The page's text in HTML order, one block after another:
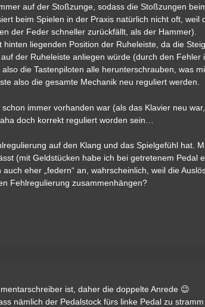
auf der Stoßzunge, sodass die Stoßzungen
beim Spielen in der Praxis natürlich nicht oft, weil
der Feder schneller zurückfällt, als der Hammer).
liegenden Position der Ruheleiste, da die
der Ruheleiste anliegen würde (durch den Fehler
die Tastenpiloten alle herunterschrauben, was
also die gesamte Mechanik neu reguliert werden.
immer vorhanden war (als das Klavier neu
doch korrekt reguliert worden sein…
auf den Klang und das Spielgefühl hat.
(mit Geldstücken habe ich bei getretenem Pedal
eher „federn“ an, wahrscheinlich, weil die
Fehlregulierung zusammenhängen?
ist, daher die doppelte Anrede 😉
nämlich der Pedalstock fürs linke Pedal zu